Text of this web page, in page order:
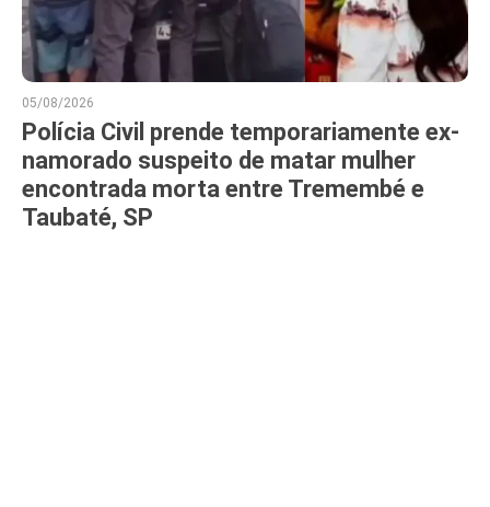
05/08/2026
Polícia Civil prende temporariamente ex-
namorado suspeito de matar mulher
encontrada morta entre Tremembé e
Taubaté, SP